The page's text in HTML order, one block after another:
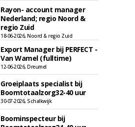
Rayon- account manager
Nederland; regio Noord &
regio Zuid
18-06-2026, Noord & regio Zuid
Export Manager bij PERFECT -
Van Wamel (fulltime)
12-06-2026, Dreumel
Groeiplaats specialist bij
Boomtotaalzorg32-40 uur
30-07-2026, Schalkwijk
Boominspecteur bij